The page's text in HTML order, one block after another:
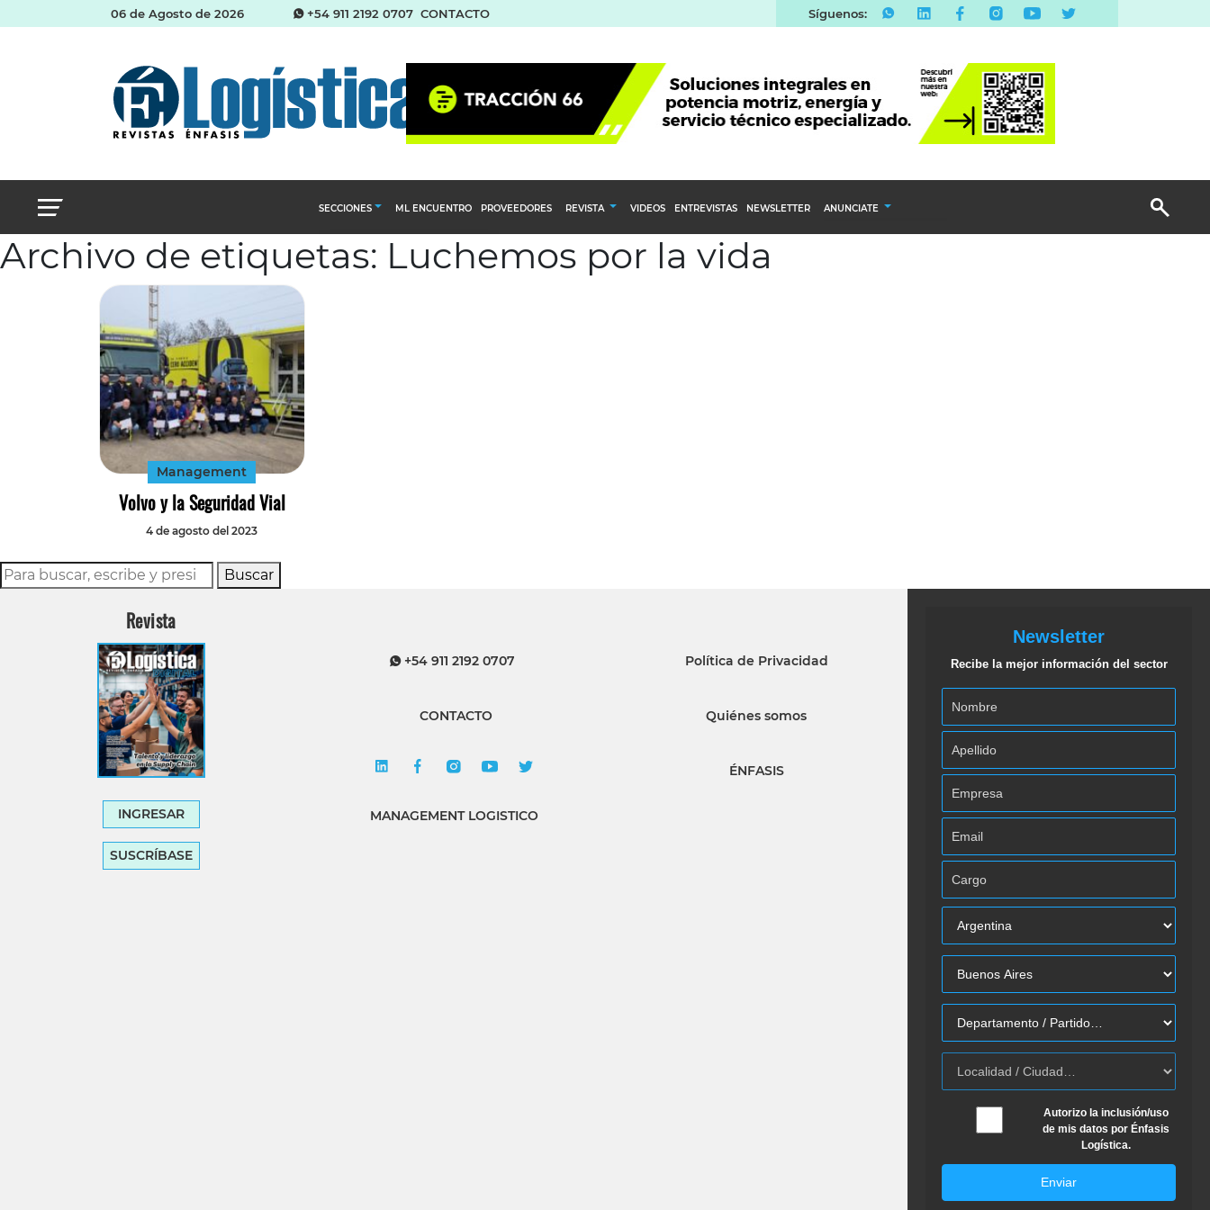
06 de Agosto de 2026 +54 911 2192 0707 CONTACTO Síguenos:
SECCIONES
Abastecimiento y compras
ML ENCUENTRO PROVEEDORES REVISTA
Calendario Editorial
Ediciones Anteriores
VIDEOS ENTREVISTAS NEWSLETTER ANUNCIATE
Archivo de etiquetas: Luchemos por la vida
Management
Volvo y la Seguridad Vial
4 de agosto del 2023
Buscar
Revista
INGRESAR
SUSCRÍBASE
+54 911 2192 0707
CONTACTO
MANAGEMENT LOGISTICO
Política de Privacidad
Quiénes somos
ÉNFASIS
Newsletter
Recibe la mejor información del sector
Autorizo la inclusión/uso
de mis datos por Énfasis
Logística.
Enviar